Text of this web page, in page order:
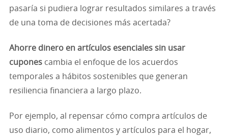
pasaría si pudiera lograr resultados similares a través
de una toma de decisiones más acertada?
Ahorre dinero en artículos esenciales sin usar
cupones cambia el enfoque de los acuerdos
temporales a hábitos sostenibles que generan
resiliencia financiera a largo plazo.
Por ejemplo, al repensar cómo compra artículos de
uso diario, como alimentos y artículos para el hogar,